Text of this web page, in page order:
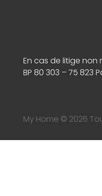
En cas de litige non
BP 80 303 – 75 823
My Home © 2026